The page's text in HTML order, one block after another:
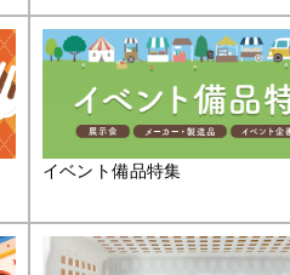
イベント備品特集